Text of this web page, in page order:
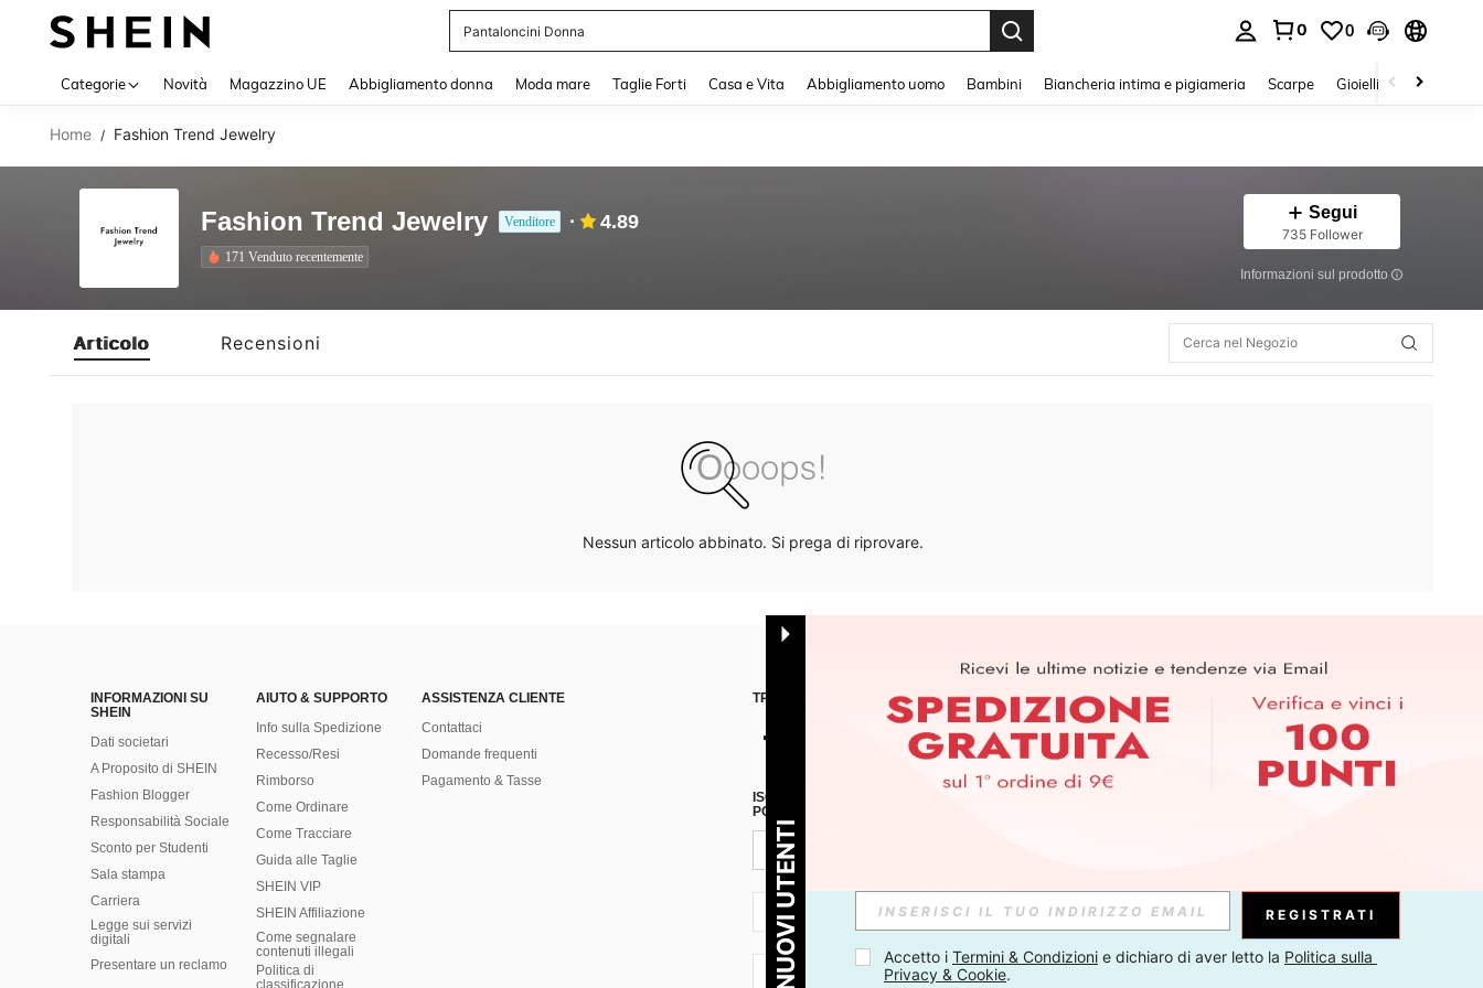
Pantaloncini Donna
0 0
Categorie Novità Magazzino UE Abbigliamento donna Moda mare Taglie Forti Casa e Vita Abbigliamento uomo Bambini Biancheria intima e pigiameria Scarpe Gioielli E Accessori
Home / Fashion Trend Jewelry
Fashion Trend Jewelry Venditore 4.89
171 Venduto recentemente
Segui
735 Follower
Informazioni sul prodotto
Articolo Recensioni
Nessun articolo abbinato. Si prega di riprovare.
INFORMAZIONI SU
SHEIN
Dati societari
A Proposito di SHEIN
Fashion Blogger
Responsabilità Sociale
Sconto per Studenti
Sala stampa
Carriera
Legge sui servizi
digitali
Presentare un reclamo
AIUTO & SUPPORTO
Info sulla Spedizione
Recesso/Resi
Rimborso
Come Ordinare
Come Tracciare
Guida alle Taglie
SHEIN VIP
SHEIN Affiliazione
Come segnalare
contenuti illegali
Politica di
classificazione
ASSISTENZA CLIENTE
Contattaci
Domande frequenti
Pagamento & Tasse
TROVACI SU APP
ISCRIVITI ALLA NOSTRA NEWSLETTER PER SCOPRIRE LE ULTIME TENDENZE IN ANTEPRIMA! (È
POSSIBILE ANNULLARE LA SOTTOSCRIZIONE IN QUALSIASI MOMENTO).
IT + 39 Abbonati
IT + 39
PER I NUOVI UTENTI REGISTRATI
Accetto i Termini & Condizioni e dichiaro di aver letto la Politica sulla
Privacy & Cookie.